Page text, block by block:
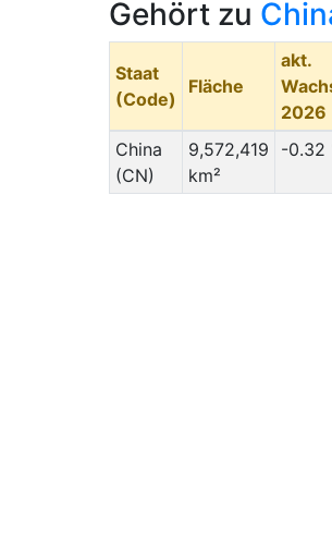
Gehört zu
Staat
(Code)
Fläche
akt.
2026
China
(CN)
9,572,419
km²
-0.32